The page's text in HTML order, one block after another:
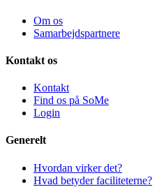
Om os
Samarbejdspartnere
Kontakt os
Kontakt
Find os på SoMe
Login
Generelt
Hvordan virker det?
Hvad betyder faciliteterne?